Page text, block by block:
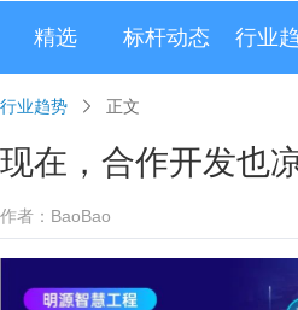
精选 标杆动态 行业
行业趋势 正文
现在，合作开发也
作者：BaoBao